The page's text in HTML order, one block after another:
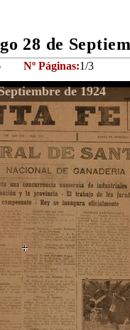
28 de
Nº Páginas:1/3
de 1924